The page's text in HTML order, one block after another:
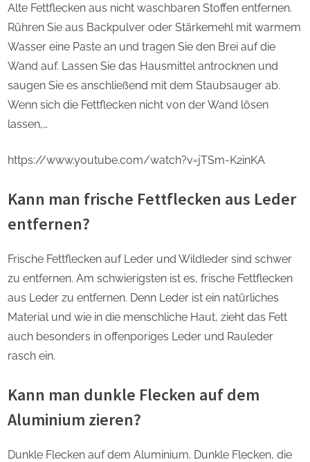
Alte Fettflecken aus nicht waschbaren Stoffen entfernen.
Rühren Sie aus Backpulver oder Stärkemehl mit warmem
Wasser eine Paste an und tragen Sie den Brei auf die
Wand auf. Lassen Sie das Hausmittel antrocknen und
saugen Sie es anschließend mit dem Staubsauger ab.
Wenn sich die Fettflecken nicht von der Wand lösen
lassen,…
https://www.youtube.com/watch?v=jTSm-K2inKA
Kann man frische Fettflecken aus Leder
entfernen?
Frische Fettflecken auf Leder und Wildleder sind schwer
zu entfernen. Am schwierigsten ist es, frische Fettflecken
aus Leder zu entfernen. Denn Leder ist ein natürliches
Material und wie in die menschliche Haut, zieht das Fett
auch besonders in offenporiges Leder und Rauleder
rasch ein.
Kann man dunkle Flecken auf dem
Aluminium zieren?
Dunkle Flecken auf dem Aluminium. Dunkle Flecken, die